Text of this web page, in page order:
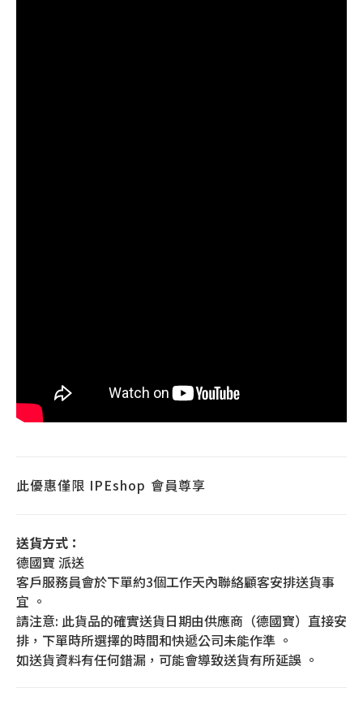
此優惠僅限 IPEshop 會員尊享
送貨方式：
德國寶 派送
客戶服務員會於下單約3個工作天內聯絡顧客安排送貨事
宜 。
請注意: 此貨品的確實送貨日期由供應商（德國寶）直接安
排，下單時所選擇的時間和快遞公司未能作準 。
如送貨資料有任何錯漏，可能會導致送貨有所延誤 。